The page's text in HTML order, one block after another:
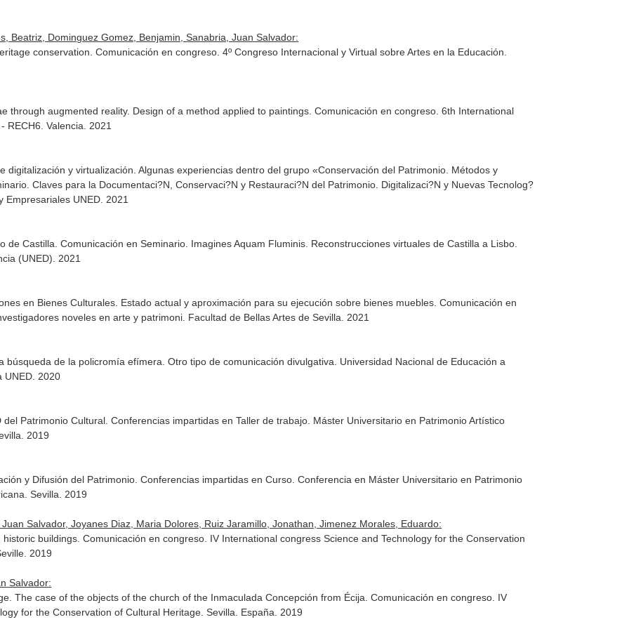
Beatriz, Dominguez Gomez, Benjamin, Sanabria, Juan Salvador:
conservation. Comunicación en congreso. 4º Congreso Internacional y Virtual sobre Artes en la Educación.
through augmented reality. Design of a method applied to paintings. Comunicación en congreso. 6th International
RECH6. Valencia. 2021
digitalización y virtualización. Algunas experiencias dentro del grupo «Conservación del Patrimonio. Métodos y
Claves para la Documentaci?N, Conservaci?N y Restauraci?N del Patrimonio. Digitalizaci?N y Nuevas Tecnolog?
Empresariales UNED. 2021
Castilla. Comunicación en Seminario. Imagines Aquam Fluminis. Reconstrucciones virtuales de Castilla a Lisbo.
(UNED). 2021
en Bienes Culturales. Estado actual y aproximación para su ejecución sobre bienes muebles. Comunicación en
noveles en arte y patrimoni. Facultad de Bellas Artes de Sevilla. 2021
búsqueda de la policromía efímera. Otro tipo de comunicación divulgativa. Universidad Nacional de Educación a
UNED. 2020
Patrimonio Cultural. Conferencias impartidas en Taller de trabajo. Máster Universitario en Patrimonio Artístico
2019
y Difusión del Patrimonio. Conferencias impartidas en Curso. Conferencia en Máster Universitario en Patrimonio
Sevilla. 2019
Salvador, Joyanes Diaz, Maria Dolores, Ruiz Jaramillo, Jonathan, Jimenez Morales, Eduardo:
buildings. Comunicación en congreso. IV International congress Science and Technology for the Conservation
2019
Salvador:
The case of the objects of the church of the Inmaculada Concepción from Écija. Comunicación en congreso. IV
for the Conservation of Cultural Heritage. Sevilla. España. 2019